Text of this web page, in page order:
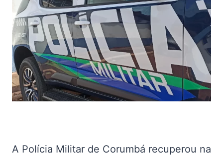
A Polícia Militar de Corumbá recuperou na